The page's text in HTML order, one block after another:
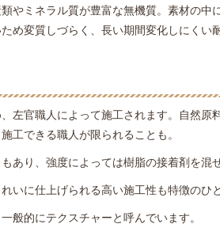
やミネラル質が豊富な無機質。素材の中
め変質しづらく、長い期間変化しにくい
左官職人によって施工されます。自然原
工できる職人が限られることも。
あり、強度によっては樹脂の接着剤を混
いに仕上げられる高い施工性も特徴のひ
般的にテクスチャーと呼んでいます。